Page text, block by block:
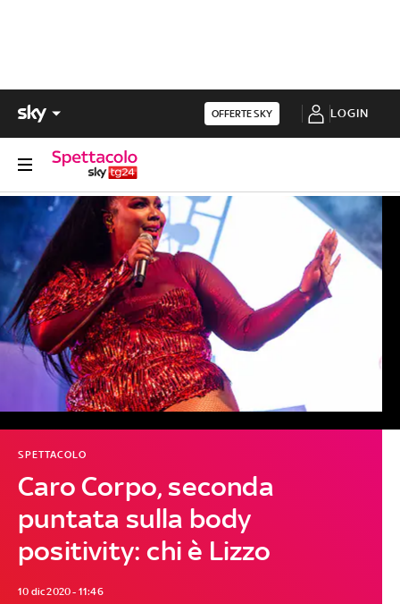
OFFERTE SKY LOGIN
Caro Corpo, seconda
puntata sulla body
positivity: chi è Lizzo
SPETTACOLO
10 dic 2020 - 11:46